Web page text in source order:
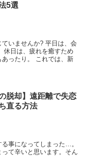
5選
いませんか? 平日は、会
休日は、疲れを癒すため
ったり。 これでは、新
脱却】遠距離で失恋
直る方法
事になってしまった…。
て辛いと思います。そん